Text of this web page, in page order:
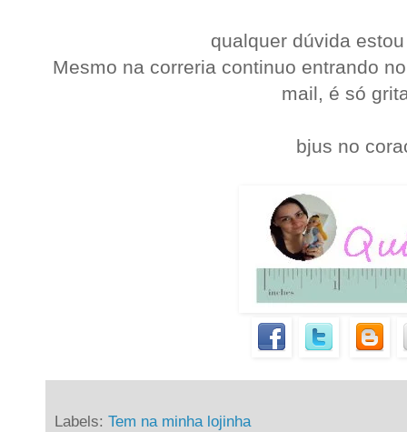
qualquer dúvida
Mesmo na correria continuo entrando
mail, é só
bjus no
Labels: Tem na minha lojinha